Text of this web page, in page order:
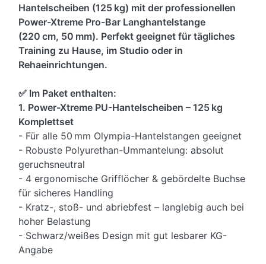
Hantelscheiben (125 kg) mit der professionellen
Power-Xtreme Pro-Bar Langhantelstange
(220 cm, 50 mm). Perfekt geeignet für tägliches
Training zu Hause, im Studio oder in
Rehaeinrichtungen.
✅ Im Paket enthalten:
1. Power-Xtreme PU-Hantelscheiben – 125 kg
Komplettset
- Für alle 50 mm Olympia-Hantelstangen geeignet
- Robuste Polyurethan-Ummantelung: absolut
geruchsneutral
- 4 ergonomische Grifflöcher & gebördelte Buchse
für sicheres Handling
- Kratz-, stoß- und abriebfest – langlebig auch bei
hoher Belastung
- Schwarz/weißes Design mit gut lesbarer KG-
Angabe